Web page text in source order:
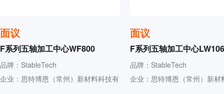
面议
F系列五轴加工中心WF800
品牌：StableTech
企业：思特博恩（常州）新材料科技有
面议
F系列五轴加工中心
品牌：StableTech
企业：思特博恩（常州）新材